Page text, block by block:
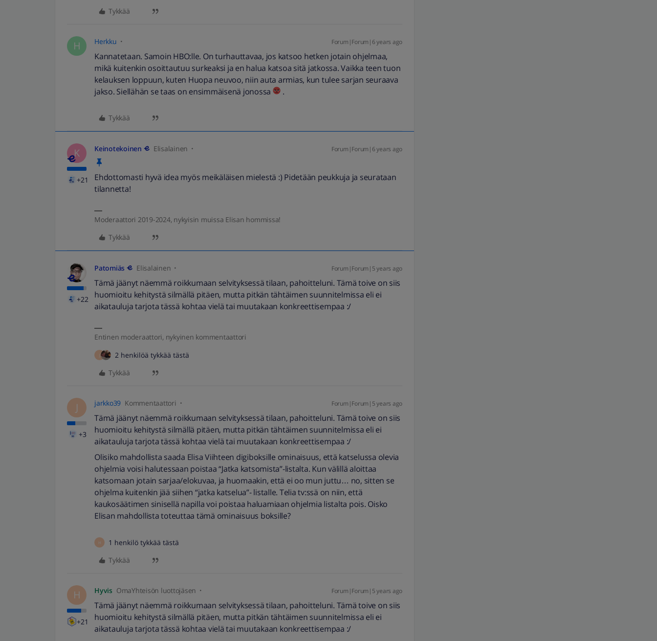
Tykkää
H Herkku Forum|Forum|6 years ago
Kannatetaan. Samoin HBO:lle. On turhauttavaa, jos katsoo hetken jotain ohjelmaa,
mikä kuitenkin osoittautuu surkeaksi ja en halua katsoa sitä jatkossa. Vaikka teen tuon
kelauksen loppuun, kuten Huopa neuvoo, niin auta armias, kun tulee sarjan seuraava
jakso. Siellähän se taas on ensimmäisenä jonossa
.
Tykkää
K
+21
Keinotekoinen Elisalainen Forum|Forum|6 years ago
Ehdottomasti hyvä idea myös meikäläisen mielestä :) Pidetään peukkuja ja seurataan
tilannetta!
Moderaattori 2019-2024, nykyisin muissa Elisan hommissa!
Tykkää
+22
Patomiäs Elisalainen Forum|Forum|5 years ago
Tämä jäänyt näemmä roikkumaan selvityksessä tilaan, pahoitteluni. Tämä toive on siis
huomioitu kehitystä silmällä pitäen, mutta pitkän tähtäimen suunnitelmissa eli ei
aikatauluja tarjota tässä kohtaa vielä tai muutakaan konkreettisempaa :/
Entinen moderaattori, nykyinen kommentaattori
2 henkilöä tykkää tästä
Tykkää
J
+3
jarkko39 Kommentaattori Forum|Forum|5 years ago
Tämä jäänyt näemmä roikkumaan selvityksessä tilaan, pahoitteluni. Tämä toive on siis
huomioitu kehitystä silmällä pitäen, mutta pitkän tähtäimen suunnitelmissa eli ei
aikatauluja tarjota tässä kohtaa vielä tai muutakaan konkreettisempaa :/
Olisiko mahdollista saada Elisa Viihteen digiboksille ominaisuus, että katselussa olevia
ohjelmia voisi halutessaan poistaa “Jatka katsomista”-listalta. Kun välillä aloittaa
katsomaan jotain sarjaa/elokuvaa, ja huomaakin, että ei oo mun juttu… no, sitten se
ohjelma kuitenkin jää siihen “jatka katselua”- listalle. Telia tv:ssä on niin, että
kaukosäätimen sinisellä napilla voi poistaa haluamiaan ohjelmia listalta pois. Oisko
Elisan mahdollista toteuttaa tämä ominaisuus boksille?
H
1 henkilö tykkää tästä
Tykkää
H
+21
Hyvis OmaYhteisön luottojäsen Forum|Forum|5 years ago
Tämä jäänyt näemmä roikkumaan selvityksessä tilaan, pahoitteluni. Tämä toive on siis
huomioitu kehitystä silmällä pitäen, mutta pitkän tähtäimen suunnitelmissa eli ei
aikatauluja tarjota tässä kohtaa vielä tai muutakaan konkreettisempaa :/